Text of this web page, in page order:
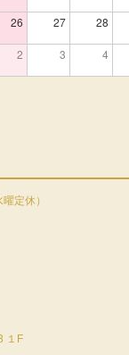
26 27 28
2 3 4
定休）
１F